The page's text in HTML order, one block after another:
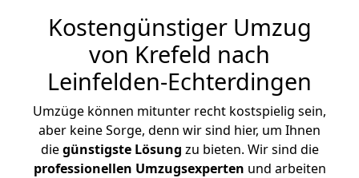
Kostengünstiger Umzug
von Krefeld nach
Leinfelden-Echterdingen
Umzüge können mitunter recht kostspielig sein,
aber keine Sorge, denn wir sind hier, um Ihnen
diegünstigste Lösung zu bieten. Wir sind die
professionellen Umzugsexperten und arbeiten